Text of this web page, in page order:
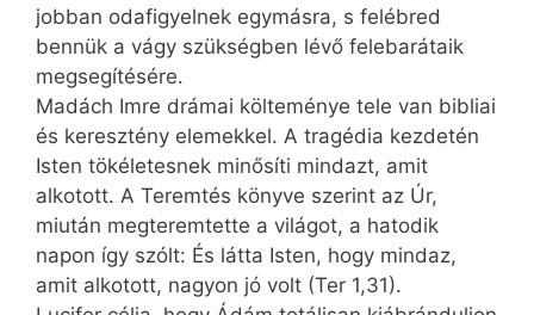
jobban odafigyelnek egymásra, s felébred
bennük a vágy szükségben lévő felebarátaik
megsegítésére.
Madách Imre drámai költeménye tele van bibliai
és keresztény elemekkel. A tragédia kezdetén
Isten tökéletesnek minősíti mindazt, amit
alkotott. A Teremtés könyve szerint az Úr,
miután megteremtette a világot, a hatodik
napon így szólt: És látta Isten, hogy mindaz,
amit alkotott, nagyon jó volt (Ter 1,31).